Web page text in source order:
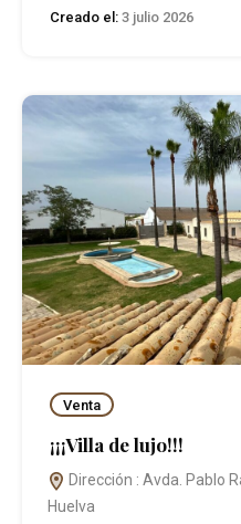
Creado el: 3 julio 2026
Venta
¡¡¡Villa de lujo!!!
Dirección : Avda. Pablo
Huelva